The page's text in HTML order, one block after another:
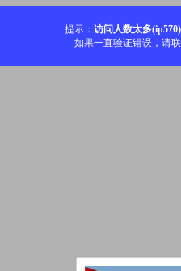
提示： 访问人数太多(ip570)
如果一直验证错误，请